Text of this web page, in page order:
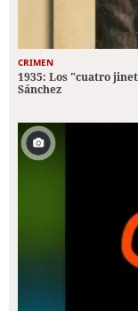
CRIMEN
1935: Los "cuatro
Sánchez